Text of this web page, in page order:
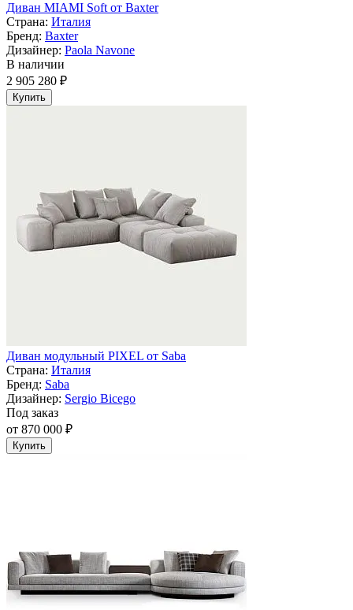
Диван MIAMI Soft от Baxter
Страна: Италия
Бренд: Baxter
Дизайнер: Paola Navone
В наличии
2 905 280 ₽
Купить
Диван модульный PIXEL от Saba
Страна: Италия
Бренд: Saba
Дизайнер: Sergio Bicego
Под заказ
от 870 000 ₽
Купить